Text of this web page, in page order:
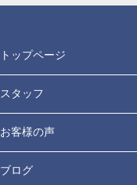
トップページ
スタッフ
お客様の声
ブログ